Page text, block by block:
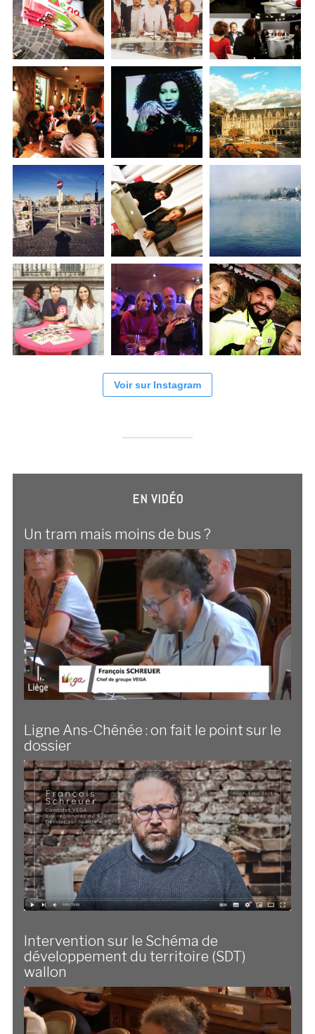
Voir sur Instagram
EN VIDÉO
Un tram mais moins de bus ?
Ligne Ans-Chênée : on fait le point sur le
dossier
Intervention sur le Schéma de
développement du territoire (SDT)
wallon